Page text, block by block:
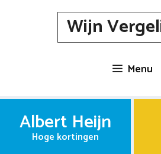
Wijn
Menu
Albert Heijn
Hoge kortingen